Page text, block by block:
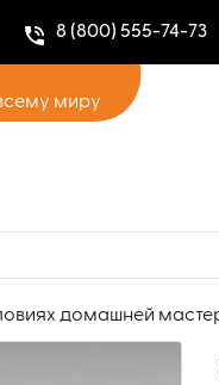
8 (800) 555-74-73
миру
домашней